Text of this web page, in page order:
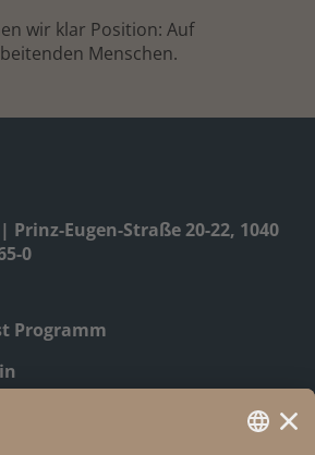
Prinz-Eugen-Straße 20-22, 1040
0
Programm
wir klar Position: Auf
Menschen.